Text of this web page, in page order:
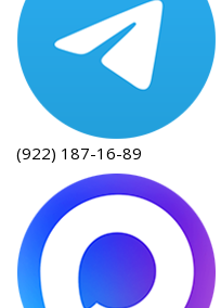
(922) 187-16-89